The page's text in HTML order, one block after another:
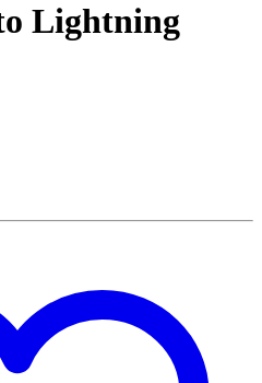
Lightning